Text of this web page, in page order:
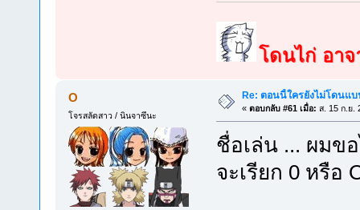
โดนไก่ อา
O
โจรสลัดสาว / นินจาซึนะ
Re: ตอนนี้ใครยังไม่โดนแ
« ตอบกลับ #61 เมื่อ: ส. 15 ก.ย.
ชื่อเล่น ... ผมข
จะเรียก 0 หรือ